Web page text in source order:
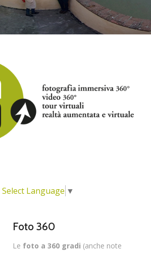
Select Language ▼
Foto 360
Le foto a 360 gradi (anche note